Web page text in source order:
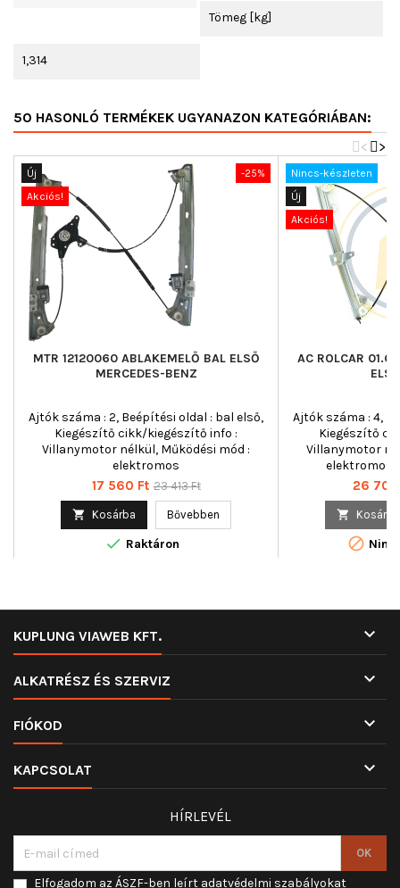
Tömeg [kg]
1,314
50 HASONLÓ TERMÉKEK UGYANAZON KATEGÓRIÁBAN:
>
<
-25%
Új
Akciós!
MTR 12120060 ABLAKEMELŐ BAL ELSŐ
MERCEDES-BENZ
Ajtók száma : 2, Beépítési oldal : bal első,
Kiegészítő cikk/kiegészítő info :
Villanymotor nélkül, Működési mód :
elektromos
Ár
17 560 Ft Normál
23 413 Ft
 Kosárba Bővebben
 Raktáron
Nincs-készleten
Új
Akciós!
AC ROLCAR
Ajtók száma : 4,
Kiegészítő
Villanymotor
elektromos,
Ár
26 707
 Kosárba

KUPLUNG VIAWEB KFT. 
ALKATRÉSZ ÉS SZERVIZ 
FIÓKOD 
KAPCSOLAT 
HÍRLEVÉL
Elfogadom az ÁSZF-ben leírt adatvédelmi szabályokat